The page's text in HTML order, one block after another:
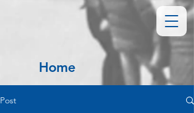
Home
Post